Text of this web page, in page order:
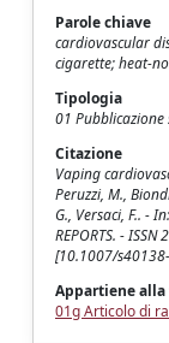
Parole chiave
cardiovascular
cigarette; heat-
Tipologia
01 Pubblicazione
Citazione
Vaping
Peruzzi, M.,
G., Versaci, F.. -
REPORTS. -
[10.1007/
Appartiene
01g Articolo di